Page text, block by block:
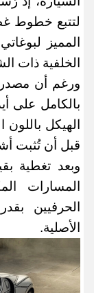
لتتبع خطوط
المميز لبوغاتي
الخلفية ذات
ورغم أن
بالكامل على
الهيكل
قبل أن تُثبت
وبعد تغطية
المسارات
الحرفيين
الأصلية.